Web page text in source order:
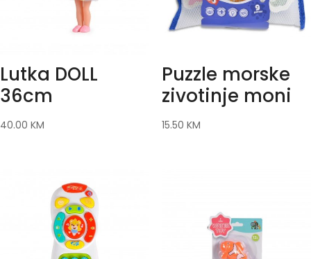
Lutka DOLL
36cm
40.00 KM
Puzzle morske
zivotinje moni
15.50 KM